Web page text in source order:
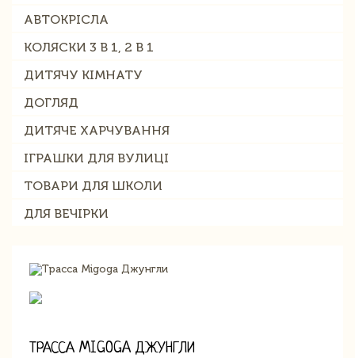
АВТОКРІСЛА
КОЛЯСКИ 3 В 1, 2 В 1
ДИТЯЧУ КІМНАТУ
ДОГЛЯД
ДИТЯЧЕ ХАРЧУВАННЯ
ІГРАШКИ ДЛЯ ВУЛИЦІ
ТОВАРИ ДЛЯ ШКОЛИ
ДЛЯ ВЕЧІРКИ
ТРАССА MIGOGA ДЖУНГЛИ